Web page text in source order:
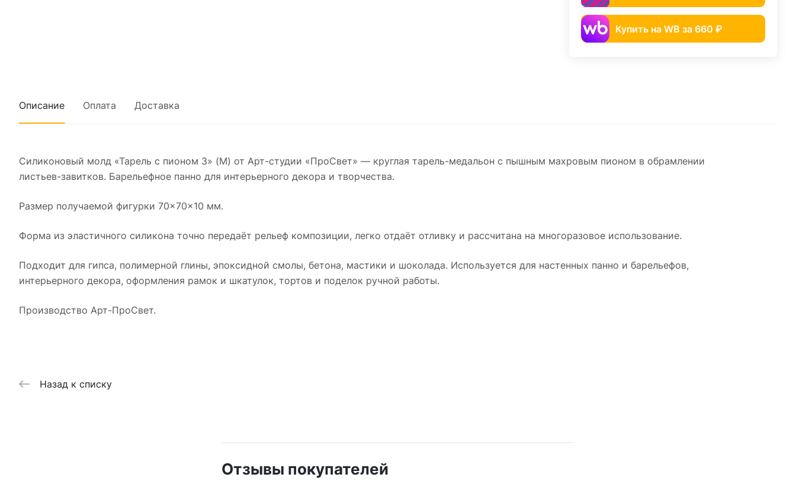
Купить на WB за 660 ₽
Описание Оплата Доставка
Силиконовый молд «Тарель с пионом 3» (M) от Арт-студии «ПроСвет» — круглая тарель-медальон с пышным махровым пионом в обрамлении
листьев-завитков. Барельефное панно для интерьерного декора и творчества.
Размер получаемой фигурки 70×70×10 мм.
Форма из эластичного силикона точно передаёт рельеф композиции, легко отдаёт отливку и рассчитана на многоразовое использование.
Подходит для гипса, полимерной глины, эпоксидной смолы, бетона, мастики и шоколада. Используется для настенных панно и барельефов,
интерьерного декора, оформления рамок и шкатулок, тортов и поделок ручной работы.
Производство Арт-ПроСвет.
Назад к списку
Отзывы покупателей